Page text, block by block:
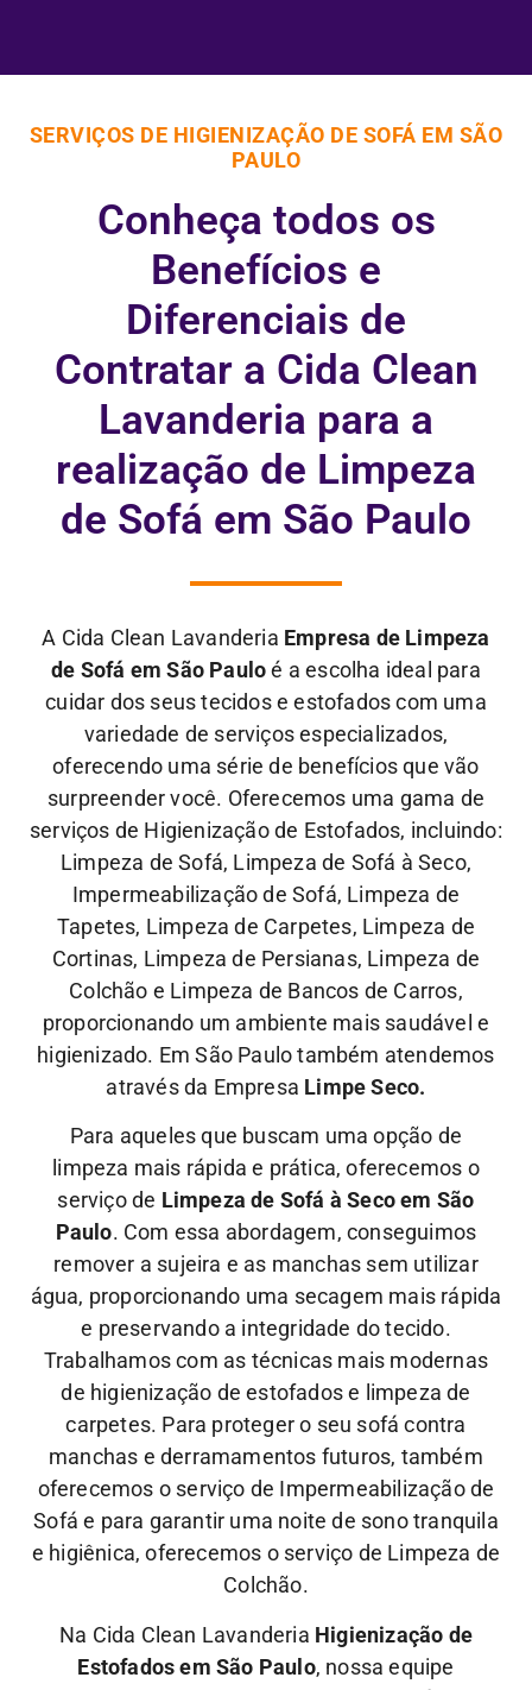
SERVIÇOS DE HIGIENIZAÇÃO DE SOFÁ EM SÃO
PAULO
Conheça todos os
Benefícios e
Diferenciais de
Contratar a Cida Clean
Lavanderia para a
realização de Limpeza
de Sofá em São Paulo
A Cida Clean Lavanderia Empresa de Limpeza
de Sofá em São Pauloé a escolha ideal para
cuidar dos seus tecidos e estofados com uma
variedade de serviços especializados,
oferecendo uma série de benefícios que vão
surpreender você. Oferecemos uma gama de
serviços de Higienização de Estofados, incluindo:
Limpeza de Sofá, Limpeza de Sofá à Seco,
Impermeabilização de Sofá, Limpeza de
Tapetes, Limpeza de Carpetes, Limpeza de
Cortinas, Limpeza de Persianas, Limpeza de
Colchão e Limpeza de Bancos de Carros,
proporcionando um ambiente mais saudável e
higienizado. Em São Paulo também atendemos
através da Empresa Limpe Seco.
Para aqueles que buscam uma opção de
limpeza mais rápida e prática, oferecemos o
serviço de Limpeza de Sofá à Seco em São
Paulo. Com essa abordagem, conseguimos
remover a sujeira e as manchas sem utilizar
água, proporcionando uma secagem mais rápida
e preservando a integridade do tecido.
Trabalhamos com as técnicas mais modernas
de higienização de estofados e limpeza de
carpetes. Para proteger o seu sofá contra
manchas e derramamentos futuros, também
oferecemos o serviço de Impermeabilização de
Sofá e para garantir uma noite de sono tranquila
e higiênica, oferecemos o serviço de Limpeza de
Colchão.
Na Cida Clean Lavanderia Higienização de
Estofados em São Paulo, nossa equipe